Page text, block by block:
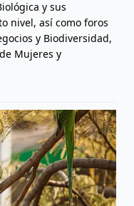
y sus
nivel, así como foros
y Biodiversidad,
Mujeres y